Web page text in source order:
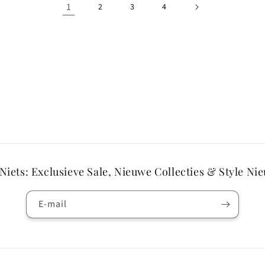
1 2 3 4
Exclusieve Sale, Nieuwe Collecties & Style
E‑mail